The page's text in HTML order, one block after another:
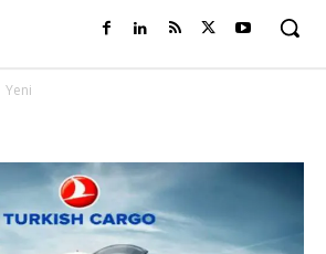
Yeni